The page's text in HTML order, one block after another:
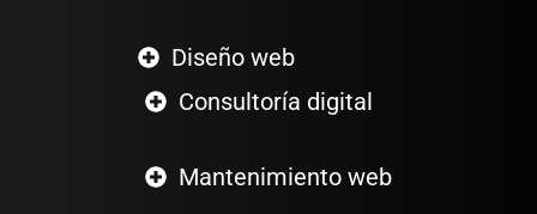
Diseño web
Consultoría digital
Mantenimiento web